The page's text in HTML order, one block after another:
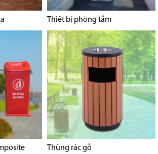
Thiết bị phòng tắm
Thùng rác gỗ